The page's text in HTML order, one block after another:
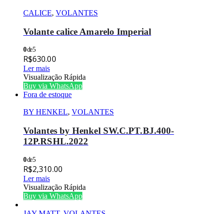
CALICE, VOLANTES
Volante calice Amarelo Imperial
0de 5
R$630.00
Ler mais
Visualização Rápida
Buy via WhatsApp
Fora de estoque
BY HENKEL, VOLANTES
Volantes by Henkel SW.C.PT.BJ.400-
12P.RSHL.2022
0de 5
R$2,310.00
Ler mais
Visualização Rápida
Buy via WhatsApp